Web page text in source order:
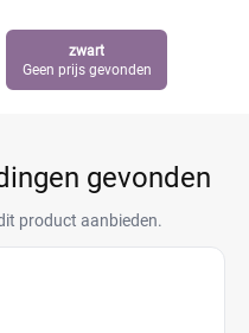
zwart
Geen prijs gevonden
gevonden
product aanbieden.